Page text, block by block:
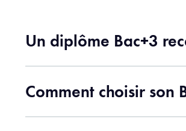
Un diplôme Bac+3
Comment choisir son